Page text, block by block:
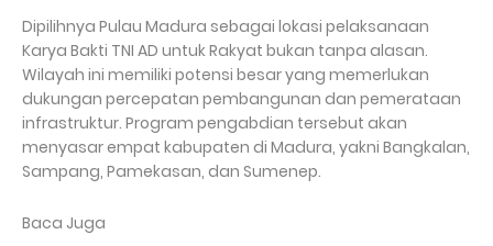
Dipilihnya Pulau Madura sebagai lokasi pelaksanaan
Karya Bakti TNI AD untuk Rakyat bukan tanpa alasan.
Wilayah ini memiliki potensi besar yang memerlukan
dukungan percepatan pembangunan dan pemerataan
infrastruktur. Program pengabdian tersebut akan
menyasar empat kabupaten di Madura, yakni Bangkalan,
Sampang, Pamekasan, dan Sumenep.
Baca Juga